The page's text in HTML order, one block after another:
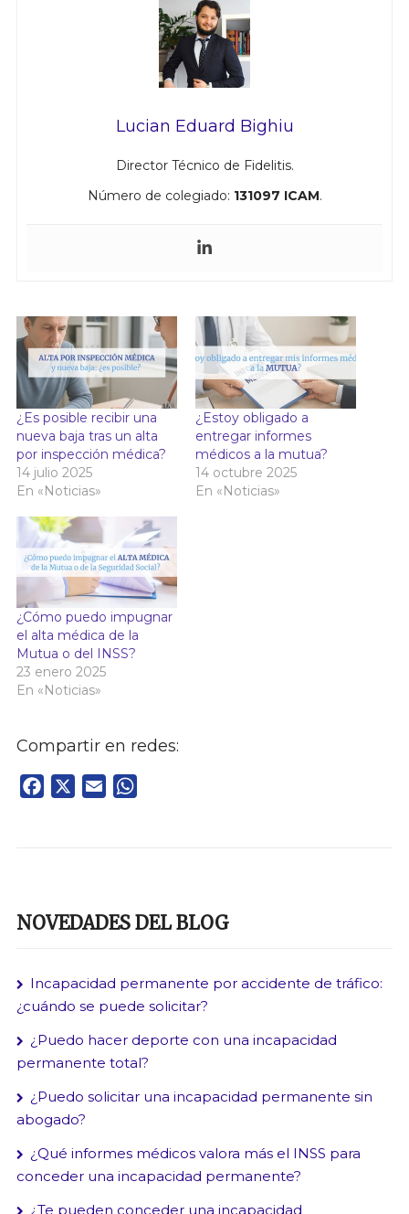
Lucian Eduard Bighiu
Director Técnico de Fidelitis.
Número de colegiado: 131097 ICAM.
¿Es posible recibir una
nueva baja tras un alta
por inspección médica?
14 julio 2025
En «Noticias»
¿Estoy obligado a
entregar informes
médicos a la mutua?
14 octubre 2025
En «Noticias»
¿Cómo puedo impugnar
el alta médica de la
Mutua o del INSS?
23 enero 2025
En «Noticias»
Compartir en redes:
Facebook Email
NOVEDADES DEL BLOG
Incapacidad permanente por accidente de tráfico:
¿cuándo se puede solicitar?
¿Puedo hacer deporte con una incapacidad
permanente total?
¿Puedo solicitar una incapacidad permanente sin
abogado?
¿Qué informes médicos valora más el INSS para
conceder una incapacidad permanente?
¿Te pueden conceder una incapacidad